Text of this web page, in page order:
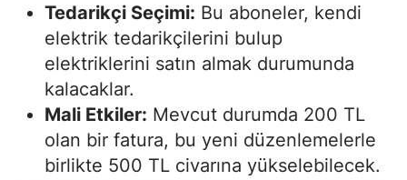
Tedarikçi Seçimi: Bu aboneler, kendi
elektrik tedarikçilerini bulup
elektriklerini satın almak durumunda
kalacaklar.
Mali Etkiler: Mevcut durumda 200 TL
olan bir fatura, bu yeni düzenlemelerle
birlikte 500 TL civarına yükselebilecek.